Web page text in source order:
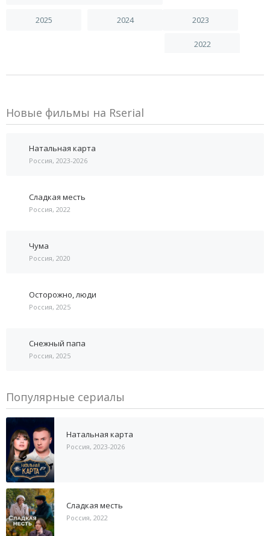
2025 2024 2023
2022
Новые фильмы на Rserial
Натальная карта
Россия, 2023-2026
Сладкая месть
Россия, 2022
Чума
Россия, 2020
Осторожно, люди
Россия, 2025
Снежный папа
Россия, 2025
Популярные сериалы
Натальная карта
Россия, 2023-2026
Сладкая месть
Россия, 2022